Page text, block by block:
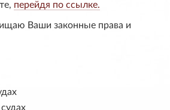
перейдя по ссылке.
Ваши законные права и